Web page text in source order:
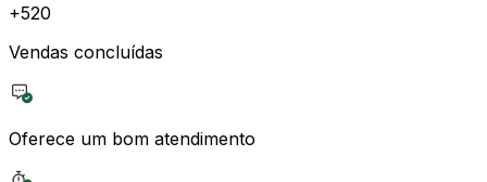
+520
Vendas concluídas
Oferece um bom atendimento